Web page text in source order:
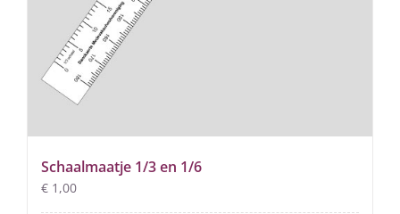
Schaalmaatje 1/3 en 1/6
€ 1,00